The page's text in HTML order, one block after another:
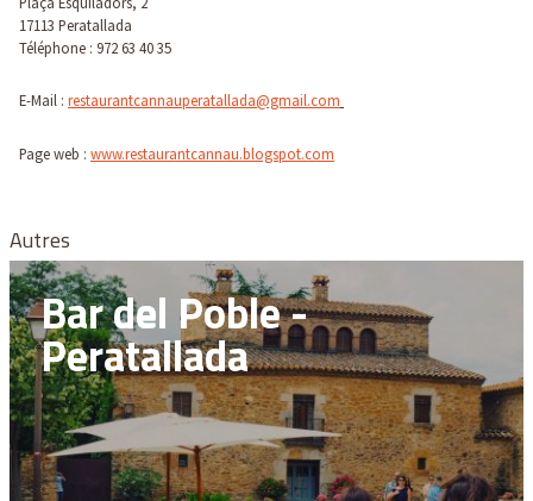
17113 Peratallada
Téléphone : 972 63 40 35
E-Mail : restaurantcannauperatallada@gmail.com
Page web : www.restaurantcannau.blogspot.com
Autres
Bar del Poble -
Peratallada